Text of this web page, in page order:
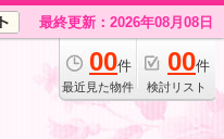
最終更新：2026年08月08日
00件
最近見た物件
00件
検討リスト